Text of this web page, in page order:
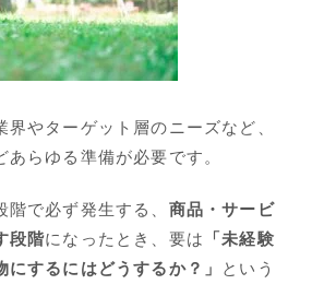
やターゲット層のニーズなど、
らゆる準備が必要です。
で必ず発生する、 商品・サービ
段階になったとき、要は
「未経験
するにはどうするか？」
という